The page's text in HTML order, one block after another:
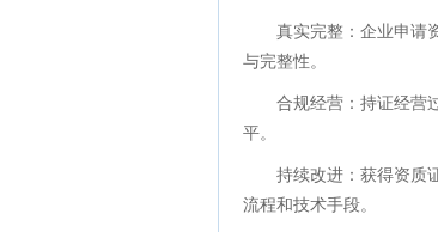
真实完整：企业申请
与完整性。
合规经营：持证经营
平。
持续改进：获得资质
流程和技术手段。